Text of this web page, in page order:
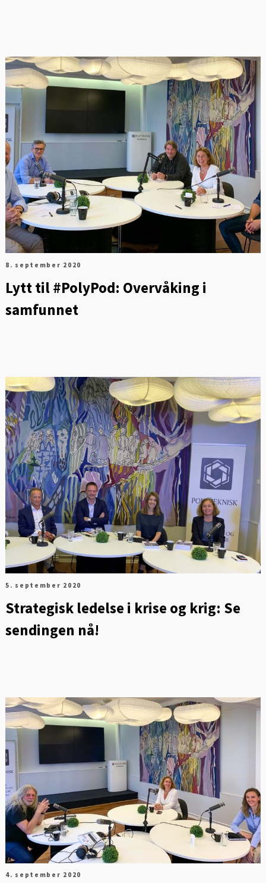
8. september 2020
Lytt til #PolyPod: Overvåking i
samfunnet
5. september 2020
Strategisk ledelse i krise og krig: Se
sendingen nå!
4. september 2020